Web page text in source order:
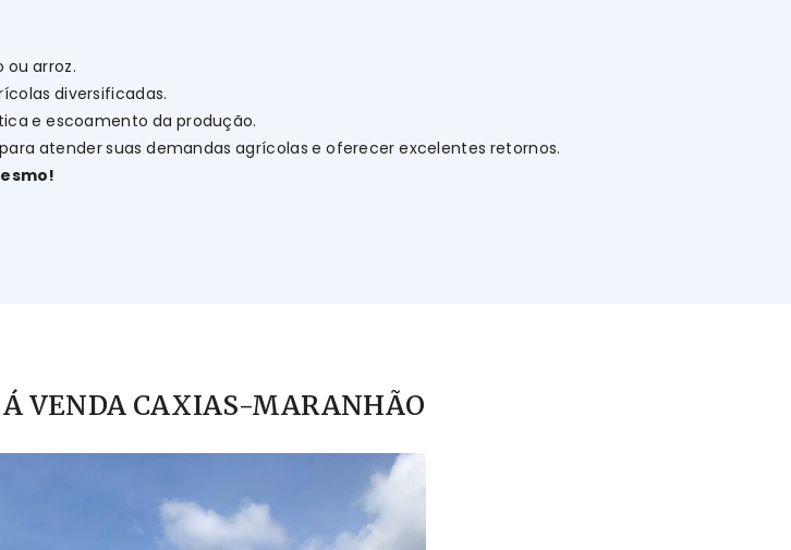
ou arroz.
diversificadas.
e escoamento da produção.
atender suas demandas agrícolas e oferecer excelentes retornos.
VENDA CAXIAS-MARANHÃO